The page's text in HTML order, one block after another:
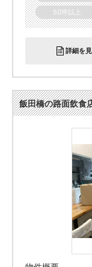
50坪以上
詳細を
飯田橋の路面飲